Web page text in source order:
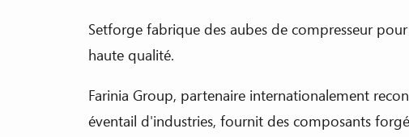
Setforge fabrique des aubes de compresseur
haute qualité.
Farinia Group, partenaire internationalement
éventail d'industries, fournit des composants